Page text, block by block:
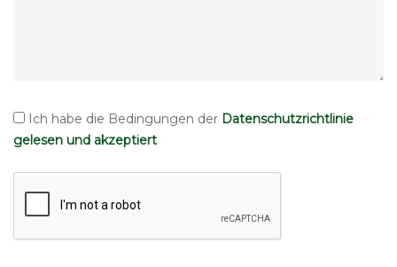
Ich habe die Bedingungen der Datenschutzrichtlinie
gelesen und akzeptiert